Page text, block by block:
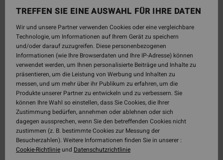
TREFFEN SIE EINE AUSWAHL FÜR IHRE DATEN
Wir und unsere Partner verwenden Cookies oder eine vergleichbare
Technologie, um Informationen auf Ihrem Gerät zu speichern
und/oder darauf zuzugreifen. Diese personenbezogenen
Informationen (wie Ihre Browserdaten und Ihre IP-Adresse) können
verwendet werden, um Ihnen personalisierte Beiträge und Inhalte zu
präsentieren, um die Leistung von Werbung und Inhalten zu
messen, und um mehr über ihr Publikum zu erfahren, um die
Produkte unserer Partner zu entwickeln und zu verbessern. Sie
können Ihre Wahl so einstellen, dass Sie Cookies, die Ihrer
Zustimmung bedürfen, annehmen oder ablehnen oder sich
dagegen aussprechen, wenn Sie den betreffenden Cookies nicht
zustimmen (z. B. bestimmte Cookies zur Messung der
Besucherzahlen). Weitere Informationen finden Sie in unserer :
Cookie-Richtlinieund Datenschutzrichtlinie